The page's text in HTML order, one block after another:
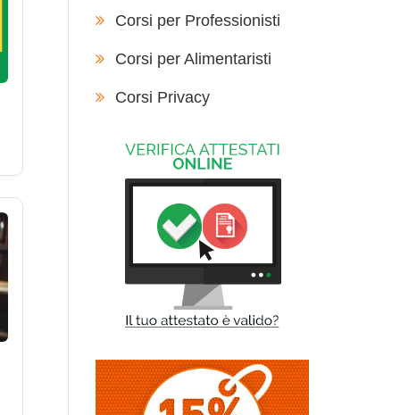
Corsi per Professionisti
Corsi per Alimentaristi
Corsi Privacy